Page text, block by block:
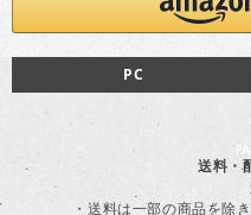
PC
送料・
・送料は一部の商品を除